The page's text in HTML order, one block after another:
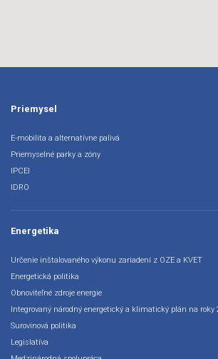
Priemysel
E-mobilita a alternatívne palivá
Priemyselné parky a zóny
IPCEI
IDRO
Energetika
Určenie inštalovaného výkonu zariadení z OZE a KVET
Energetická politika
Obnoviteľné zdroje energie
Integrovaný národný energetický a klimatický plán na roky
Surovinová politika
Legislatíva